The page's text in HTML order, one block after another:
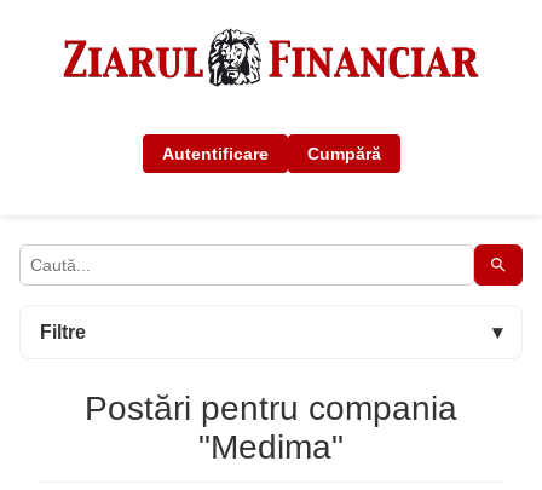
Autentificare Cumpără
Filtre ▾
Postări pentru compania
"Medima"